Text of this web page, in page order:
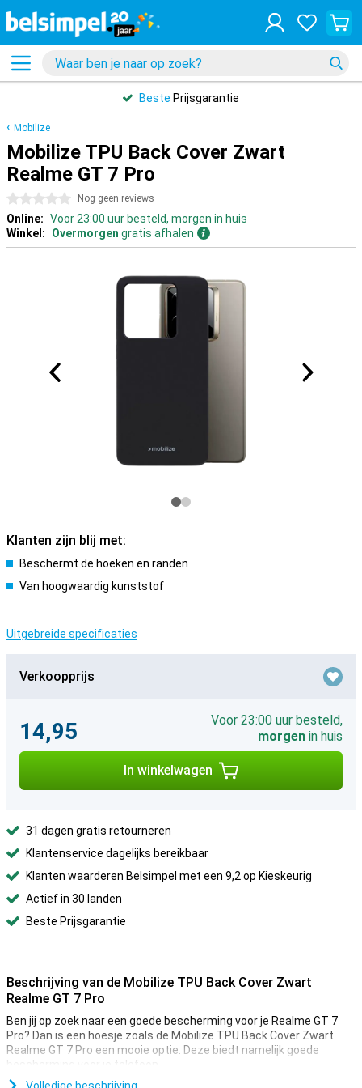
Beste Prijsgarantie
Mobilize
Mobilize TPU Back Cover Zwart
Realme GT 7 Pro
0 sterren Nog geen reviews
Online: Voor 23:00 uur besteld, morgen in huis
Winkel:
Overmorgen gratis afhalen
Klanten zijn blij met:
Beschermt de hoeken en randen
Van hoogwaardig kunststof
Uitgebreide specificaties
Verkoopprijs
14,95
Voor 23:00 uur besteld,
morgen in huis
In winkelwagen
31 dagen gratis retourneren
Klantenservice dagelijks bereikbaar
Klanten waarderen Belsimpel met een 9,2 op Kieskeurig
Actief in 30 landen
Beste Prijsgarantie
Beschrijving van de Mobilize TPU Back Cover Zwart
Realme GT 7 Pro
Ben jij op zoek naar een goede bescherming voor je Realme GT 7
Pro? Dan is een hoesje zoals de Mobilize TPU Back Cover Zwart
Realme GT 7 Pro een mooie optie. Deze biedt namelijk goede
bescherming voor je telefoon.